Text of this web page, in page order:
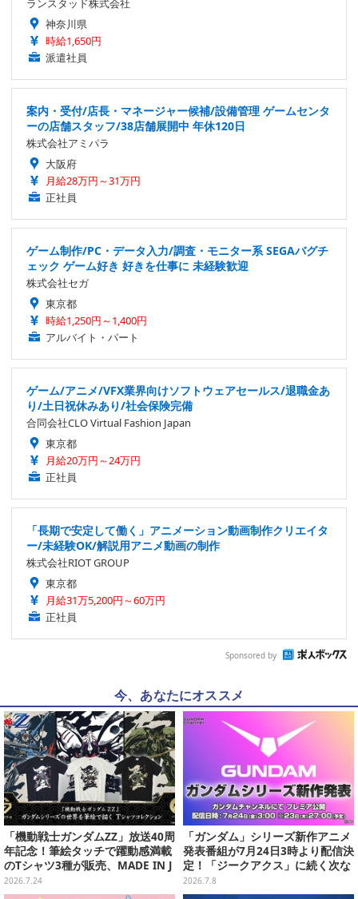
ランスタッド株式会社
神奈川県
時給1,650円
派遣社員
案内・受付/店長・マネージャー候補/設備管理 ゲームセンタ
ーの店舗スタッフ/38店舗展開中 年休120日
株式会社アミパラ
大阪府
月給28万円～31万円
正社員
ゲーム制作/PC・データ入力/調査・モニター系 SEGAバグチ
ェック ゲーム好き 好きを仕事に 未経験歓迎
株式会社セガ
東京都
時給1,250円～1,400円
アルバイト・パート
ゲーム/アニメ/VFX業界向けソフトウェアセールス/退職金あ
り/土日祝休みあり/社会保険完備
合同会社CLO Virtual Fashion Japan
東京都
月給20万円～24万円
正社員
「長期で安定して働く」アニメーション動画制作クリエイタ
ー/未経験OK/解説用アニメ動画の制作
株式会社RIOT GROUP
東京都
月給31万5,200円～60万円
正社員
Sponsored by
今、あなたにオススメ
「機動戦士ガンダムZZ」放送40周
年記念！筆絵タッチで躍動感満載
のTシャツ3種が販売、MADE IN J
APANで品質にもこだわり
2026.7.24
「ガンダム」シリーズ新作アニメ
発表番組が7月24日3時より配信決
定！「ジークアクス」に続く次な
る作品は果たして…
2026.7.8